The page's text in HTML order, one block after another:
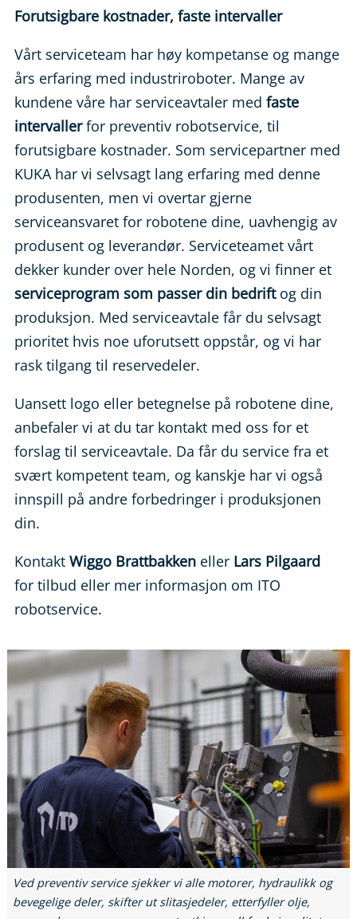
Forutsigbare kostnader, faste intervaller
Vårt serviceteam har høy kompetanse og mange
års erfaring med industriroboter. Mange av
kundene våre har serviceavtaler med faste
intervallerfor preventiv robotservice, til
forutsigbare kostnader. Som servicepartner med
KUKA har vi selvsagt lang erfaring med denne
produsenten, men vi overtar gjerne
serviceansvaret for robotene dine, uavhengig av
produsent og leverandør. Serviceteamet vårt
dekker kunder over hele Norden, og vi finner et
serviceprogram som passer din bedriftog din
produksjon. Med serviceavtale får du selvsagt
prioritet hvis noe uforutsett oppstår, og vi har
rask tilgang til reservedeler.
Uansett logo eller betegnelse på robotene dine,
anbefaler vi at du tar kontakt med oss for et
forslag til serviceavtale. Da får du service fra et
svært kompetent team, og kanskje har vi også
innspill på andre forbedringer i produksjonen
din.
Kontakt Wiggo Brattbakkeneller Lars Pilgaard
for tilbud eller mer informasjon om ITO
robotservice.
Ved preventiv service sjekker vi alle motorer, hydraulikk og
bevegelige deler, skifter ut slitasjedeler, etterfyller olje,